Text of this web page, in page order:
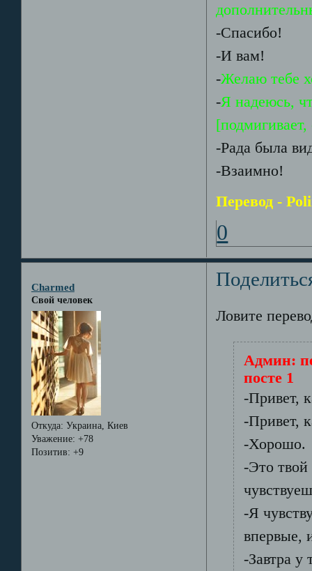
-Спасибо!
-И вам!
-Желаю тебе
-Я надеюсь,
-Рада была
-Взаимно!
Перевод -
0
Charmed
Свой человек
Откуда: Украина, Киев
Уважение: +78
Позитив: +9
Ловите
Админ:
посте 1
-Привет,
-Привет,
-Хорошо.
-Это твой
-Я
впервые,
-Завтра у